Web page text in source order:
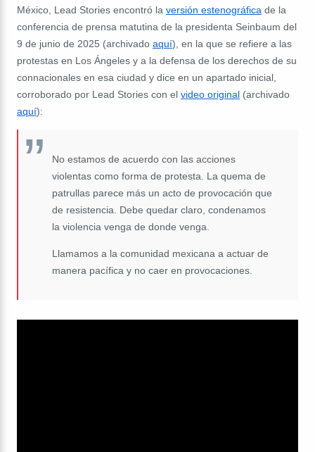
México, Lead Stories encontró la versión estenográfica de la
conferencia de prensa matutina de la presidenta Seinbaum del
9 de junio de 2025 (archivado aquí), en la que se refiere a las
protestas en Los Ángeles y a la defensa de los derechos de su
connacionales en esa ciudad y dice en un apartado inicial,
corroborado por Lead Stories con el video original (archivado
aquí):
No estamos de acuerdo con las acciones
violentas como forma de protesta. La quema de
patrullas parece más un acto de provocación que
de resistencia. Debe quedar claro, condenamos
la violencia venga de donde venga.
Llamamos a la comunidad mexicana a actuar de
manera pacífica y no caer en provocaciones.